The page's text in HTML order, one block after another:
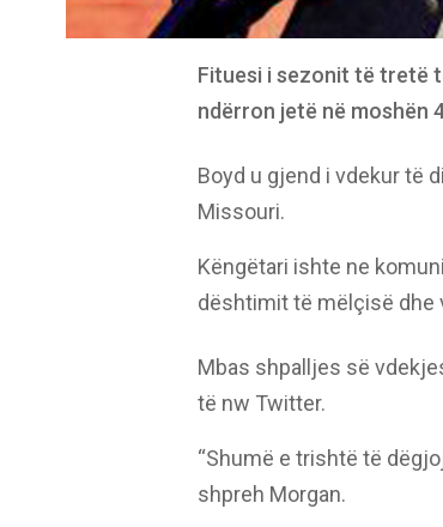
Fituesi i sezonit të tretë
ndërron jetë në moshën
Boyd u gjend i vdekur të
Missouri.
Këngëtari ishte ne
dështimit të mëlçisë dhe
Mbas shpalljes së
të nw Twitter.
“Shumë e trishtë të
shpreh Morgan.